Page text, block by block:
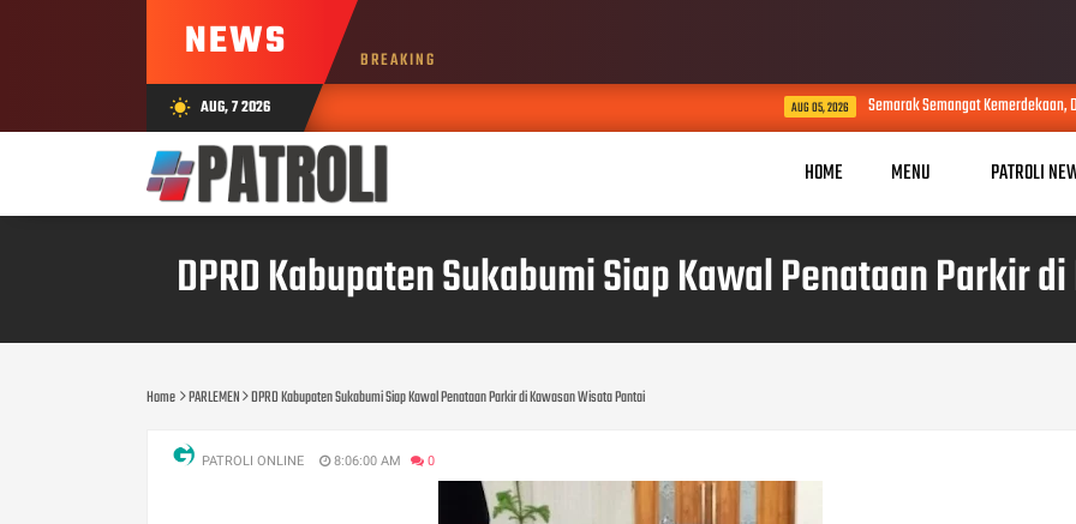
NEWS BREAKING
wb_sunny AUG, 7 2026 Semarak Semangat Kemerdekaan, Desa Cibodas
HOME MENU PATROLI
DPRD Kabupaten Sukabumi Siap Kawal Penataan Parkir
Home PARLEMEN DPRD Kabupaten Sukabumi Siap Kawal Penataan Parkir di Kawasan Wisata Pantai
PATROLI ONLINE 8:06:00 AM 0